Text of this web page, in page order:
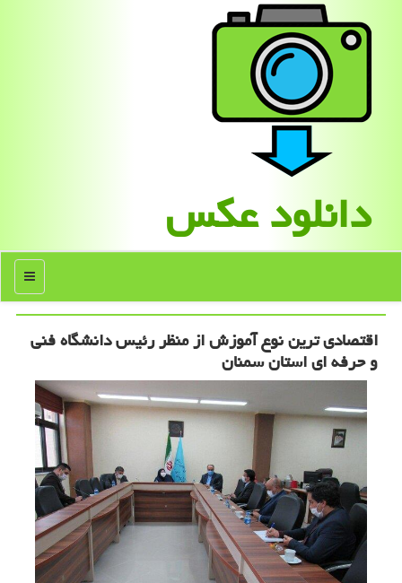
دانلود عكس
منو
اقتصادی ترین نوع آموزش از منظر رئیس دانشگاه فنی
و حرفه ای استان سمنان